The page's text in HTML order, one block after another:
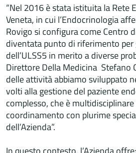
“Nel 2016 è stata istituita la Rete
Veneta, in cui l’Endocrinologia
Rovigo si configura come Centro
diventata punto di riferimento
dell’ULSS5 in merito a diverse
Direttore Della Medicina Stefano
delle attività abbiamo sviluppato
volti alla gestione del paziente
complesso, che è
coordinamento con plurime
dell’Azienda”.